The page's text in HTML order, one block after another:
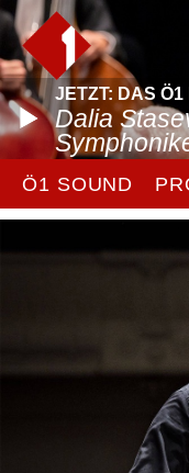
JETZT: DAS
Dalia
Ö1 SOUND